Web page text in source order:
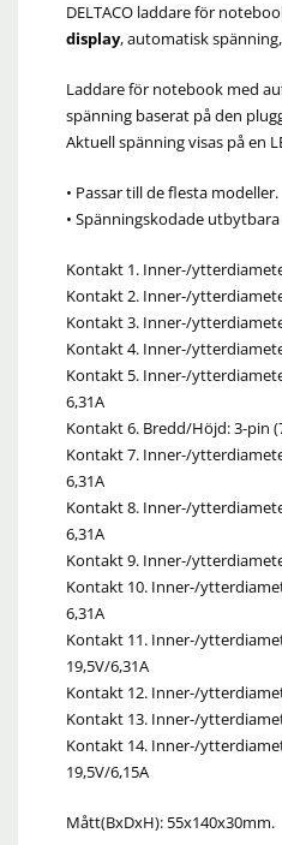
DELTACO laddare för
display, automatisk
Laddare för notebook med
spänning baserat på den
Aktuell spänning visas på en
• Passar till de flesta modeller.
• Spänningskodade
Kontakt 1. Inner-/
Kontakt 2. Inner-/
Kontakt 3. Inner-/
Kontakt 4. Inner-/
Kontakt 5. Inner-/
6,31A
Kontakt 6. Bredd/Höjd: 3-pin
Kontakt 7. Inner-/
6,31A
Kontakt 8. Inner-/
6,31A
Kontakt 9. Inner-/
Kontakt 10. Inner-/
6,31A
Kontakt 11. Inner-/
19,5V/6,31A
Kontakt 12. Inner-/
Kontakt 13. Inner-/
Kontakt 14. Inner-/
19,5V/6,15A
Mått(BxDxH): 55x140x30mm.